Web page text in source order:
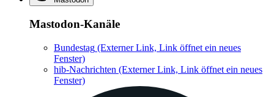
Mastodon-Kanäle
Bundestag (Externer Link, Link öffnet ein neues
Fenster)
hib-Nachrichten (Externer Link, Link öffnet ein neues
Fenster)